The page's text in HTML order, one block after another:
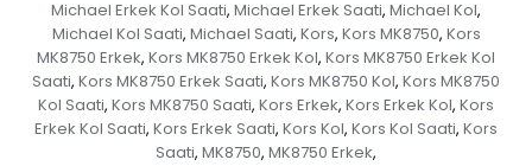
Michael Erkek Kol Saati, Michael Erkek Saati, Michael Kol,
Michael Kol Saati, Michael Saati, Kors, Kors MK8750, Kors
MK8750 Erkek, Kors MK8750 Erkek Kol, Kors MK8750 Erkek Kol
Saati, Kors MK8750 Erkek Saati, Kors MK8750 Kol, Kors MK8750
Kol Saati, Kors MK8750 Saati, Kors Erkek, Kors Erkek Kol, Kors
Erkek Kol Saati, Kors Erkek Saati, Kors Kol, Kors Kol Saati, Kors
Saati, MK8750, MK8750 Erkek,